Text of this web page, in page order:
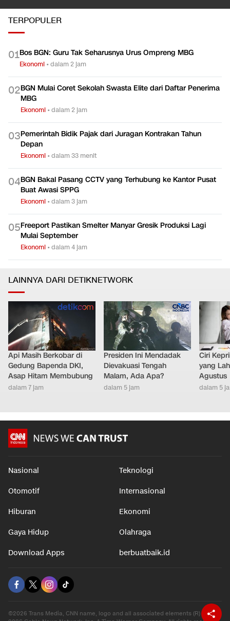
TERPOPULER
01Bos BGN: Guru Tak Seharusnya Urus Ompreng MBG
Ekonomi •dalam 2 jam
02BGN Mulai Coret Sekolah Swasta Elite dari Daftar Penerima
MBG
Ekonomi •dalam 2 jam
03Pemerintah Bidik Pajak dari Juragan Kontrakan Tahun
Depan
Ekonomi •dalam 33 menit
04BGN Bakal Pasang CCTV yang Terhubung ke Kantor Pusat
Buat Awasi SPPG
Ekonomi •dalam 3 jam
05Freeport Pastikan Smelter Manyar Gresik Produksi Lagi
Mulai September
Ekonomi •dalam 4 jam
LAINNYA DARI DETIKNETWORK
Api Masih Berkobar di
Gedung Bapenda DKI,
Asap Hitam Membubung
dalam 7 jam
Presiden Ini Mendadak
Dievakuasi Tengah
Malam, Ada Apa?
dalam 5 jam
Ciri
yang
Agustus
dalam 5
Nasional Teknologi
Otomotif Internasional
Hiburan Ekonomi
Gaya Hidup Olahraga
Download Apps berbuatbaik.id
©2026 Trans Media, CNN name, logo and all associated elements (R) and ©